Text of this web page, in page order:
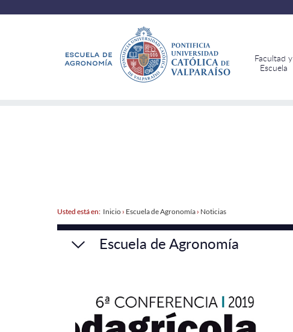
Facultad y
Escuela
Usted está en: Inicio› Escuela de Agronomía› Noticias
Escuela de Agronomía